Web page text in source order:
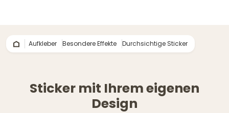
Aufkleber Besondere Effekte Durchsichtige Sticker
Sticker mit Ihrem eigenen
Design